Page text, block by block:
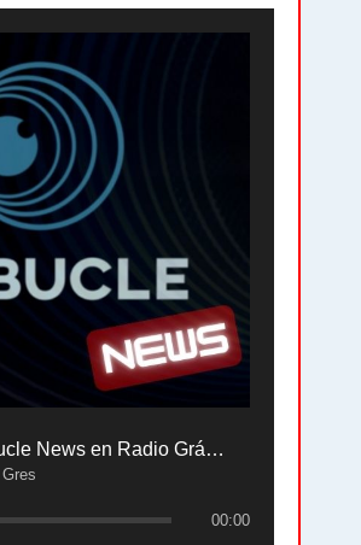
El Bucle News en Radio Gráfica. Bloque 2 . 28.04.24
00:00